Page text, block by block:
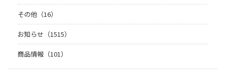
その他（16）
お知らせ（1515）
商品情報（101）